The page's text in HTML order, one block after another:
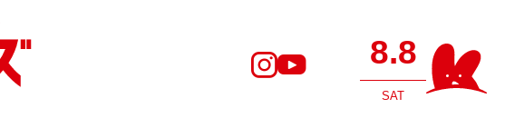
8.8
SAT